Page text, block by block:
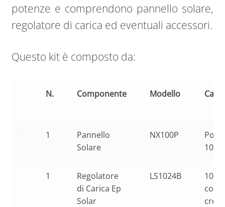
potenze e comprendono pannello solare,
regolatore di carica ed eventuali accessori.
Questo kit è composto da:
N. Componente Modello
1
Pannello
Solare
NX100P
1
Regolatore
di Carica Ep
Solar
LS1024B
10A
con